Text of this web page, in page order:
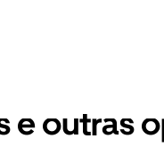
e outras